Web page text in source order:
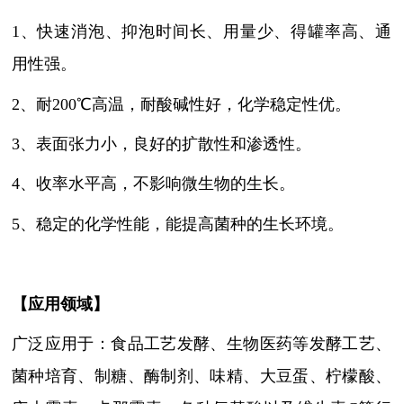
1 、快速消泡、抑泡时间长、用量少、得罐率高、通
用性强。
2、 耐200℃高温，耐酸碱性好，化学稳定性优。
3、 表面张力小，良好的扩散性和渗透性。
4、 收率水平高，不影响微生物的生长。
5、 稳定的化学性能，能提高菌种的生长环境。
【应用领域】
广泛应用于：食品工艺发酵、生物医药等发酵工艺、
菌种培育、制糖、酶制剂、味精、大豆蛋、柠檬酸、